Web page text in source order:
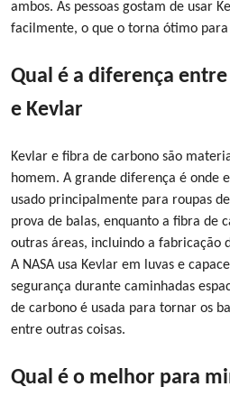
ambos. As pessoas gostam de usar
facilmente, o que o torna ótimo para
Qual ​​é a diferença
e Kevlar
Kevlar e fibra de carbono são
homem. A grande diferença é onde
usado principalmente para roupas
prova de balas, enquanto a fibra de
outras áreas, incluindo a fabricação
A NASA usa Kevlar em luvas e
segurança durante caminhadas
de carbono é usada para tornar os
entre outras coisas.
Qual ​​é o melhor para